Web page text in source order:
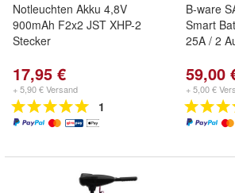
Notleuchten Akku 4,8V
900mAh F2x2 JST XHP-2
Stecker
17,95 €
+ 5,90 € Versand
1
B-ware
Smart
25A / 2
59,00
+ 5,00 €